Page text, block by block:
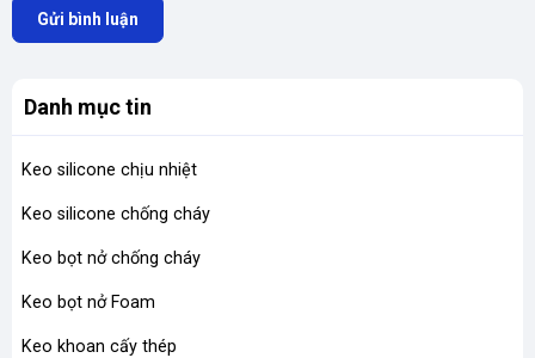
Gửi bình luận
Danh mục tin
Keo silicone chịu nhiệt
Keo silicone chống cháy
Keo bọt nở chống cháy
Keo bọt nở Foam
Keo khoan cấy thép